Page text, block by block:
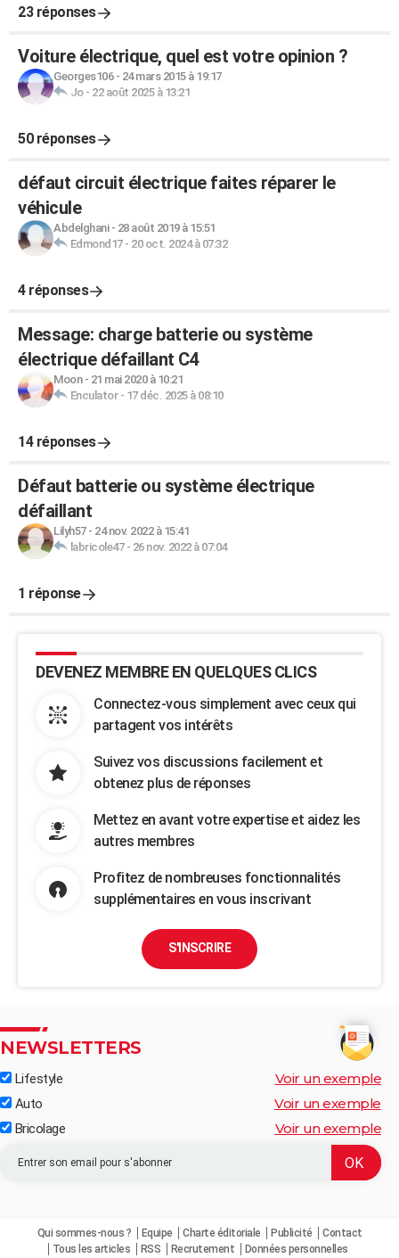
23 réponses
Voiture électrique, quel est votre opinion ?
Georges106- 24 mars 2015 à 19:17
Jo- 22 août 2025 à 13:21
50 réponses
défaut circuit électrique faites réparer le
véhicule
Abdelghani- 28 août 2019 à 15:51
Edmond17- 20 oct. 2024 à 07:32
4 réponses
Message: charge batterie ou système
électrique défaillant C4
Moon- 21 mai 2020 à 10:21
Enculator- 17 déc. 2025 à 08:10
14 réponses
Défaut batterie ou système électrique
défaillant
Lilyh57- 24 nov. 2022 à 15:41
labricole47- 26 nov. 2022 à 07:04
1 réponse
DEVENEZ MEMBRE EN QUELQUES CLICS
Connectez-vous simplement avec ceux qui
partagent vos intérêts
Suivez vos discussions facilement et
obtenez plus de réponses
Mettez en avant votre expertise et aidez les
autres membres
Profitez de nombreuses fonctionnalités
supplémentaires en vous inscrivant
S'INSCRIRE
NEWSLETTERS
Lifestyle Voir un exemple
Auto Voir un exemple
Bricolage Voir un exemple
Qui sommes-nous ? Equipe Charte éditoriale Publicité
Contact
Tous les articles
RSS Recrutement Données personnelles